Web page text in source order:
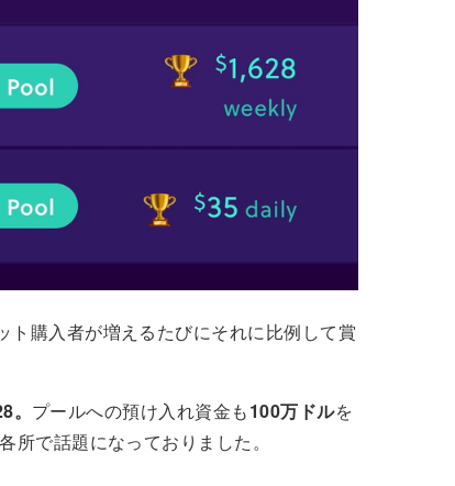
ト購入者が増えるたびにそれに比例して賞
。 プールへの預け入れ資金も100万ドルを
所で話題になっておりました。